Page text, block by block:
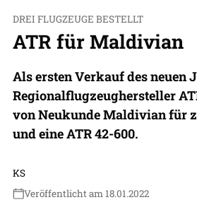
DREI FLUGZEUGE BESTELLT
ATR für Maldivian
Als ersten Verkauf des neuen
Regionalflugzeughersteller
von Neukunde Maldivian für
und eine ATR 42-600.
KS
Veröffentlicht am 18.01.2022